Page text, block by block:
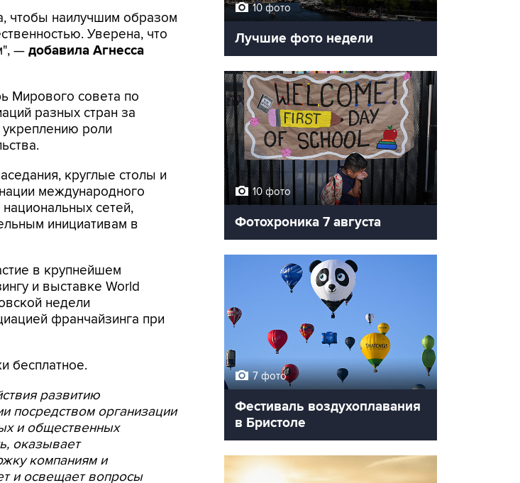
чтобы наилучшим образом
Уверена, что
— добавила Агнесса
Мирового совета по
разных стран за
роли
круглые столы и
международного
сетей,
инициативам в
в крупнейшем
и выставке World
недели
франчайзинга при
бесплатное.
развитию
посредством организации
и общественных
оказывает
компаниям и
и освещает вопросы
10 фото
Лучшие фото недели
10 фото
Фотохроника 7 августа
7 фото
Фестиваль воздухоплавания
в Бристоле